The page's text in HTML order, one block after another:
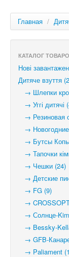
Главная /
КАТАЛОГ
Нові
Дитяче взуття
→ Шлепки
→ Уггі дитячі
→ Резиновая
→
→ Бутсы
→ Тапочки
→ Чешки (24)
→ Детские
→ FG (9)
→
→ Солнце-
→ Bessky-
→ GFB-
→ Paliament